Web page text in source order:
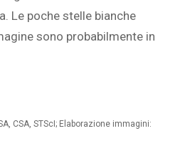
Le poche stelle bianche
sono probabilmente in
CSA, STScI; Elaborazione immagini: